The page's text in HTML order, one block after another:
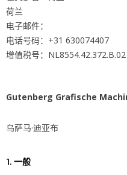
荷兰
电子邮件：
电话号码：+31 630074407
增值税号：NL8554.42.372.B.02
Gutenberg Grafische
乌萨马·迪亚布
1. 一般